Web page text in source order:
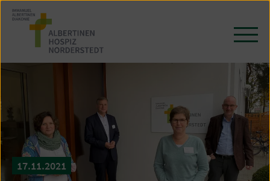
Zum
Seiteninhalt
springen
/
17.11.2021